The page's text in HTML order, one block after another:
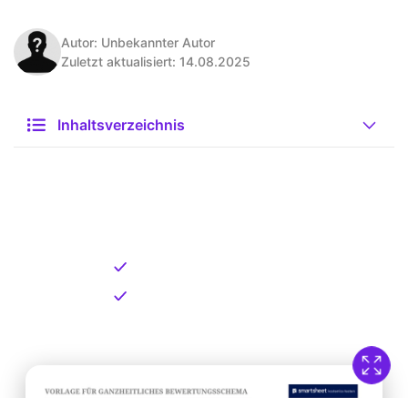
Autor: Unbekannter Autor
Zuletzt aktualisiert: 14.08.2025
Inhaltsverzeichnis